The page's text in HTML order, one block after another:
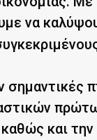
να
και την